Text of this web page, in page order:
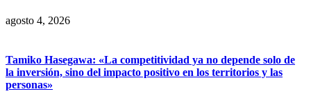
agosto 4, 2026
Tamiko Hasegawa: «La competitividad ya no depende solo de
la inversión, sino del impacto positivo en los territorios y las
personas»